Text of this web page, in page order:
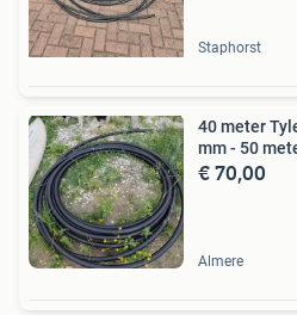
Staphorst
40 meter
mm - 50
€ 70,00
Almere